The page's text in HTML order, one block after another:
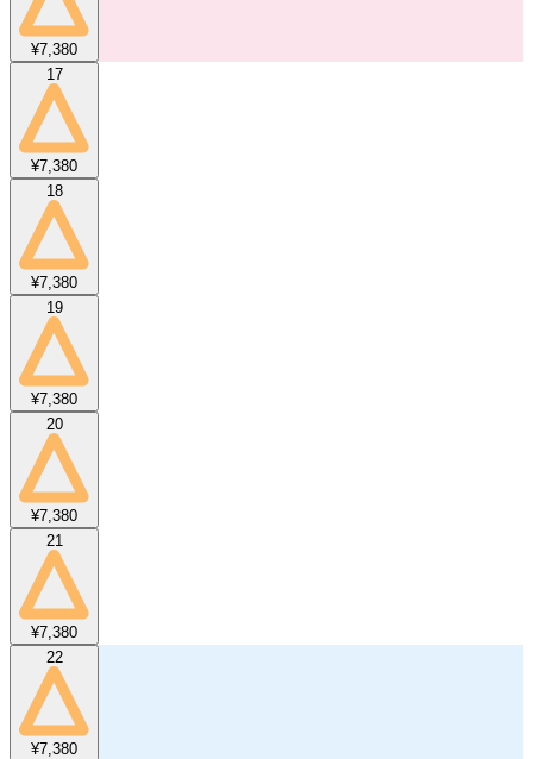
¥7,380
17
¥7,380
18
¥7,380
19
¥7,380
20
¥7,380
21
¥7,380
22
¥7,380